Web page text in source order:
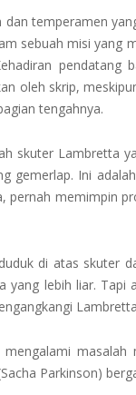
temperamen
sebuah misi yang
oleh skrip,
tengahnya.
skuter Lambretta
gemerlap. Ini
pernah memimpin
di atas skuter
lebih liar. Tapi
masalah
Parkinson)